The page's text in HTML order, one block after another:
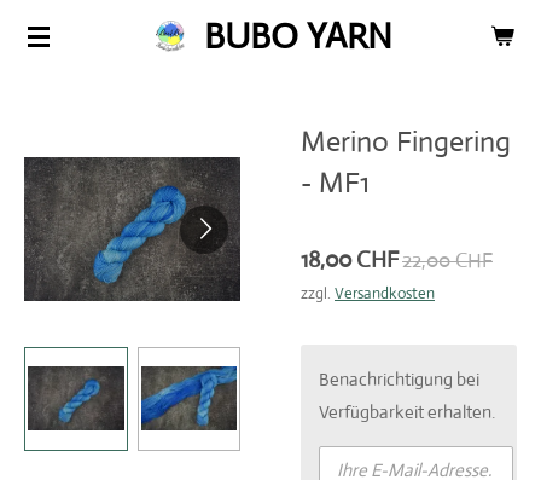
Zum
BUBO YARN
Merino Fingering
- MF1
18,00 CHF22,00 CHF
zzgl. Versandkosten
Benachrichtigung bei
Verfügbarkeit erhalten.